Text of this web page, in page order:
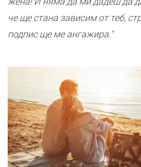
че ще стана зависим от теб,
подпис ще ме ангажира."